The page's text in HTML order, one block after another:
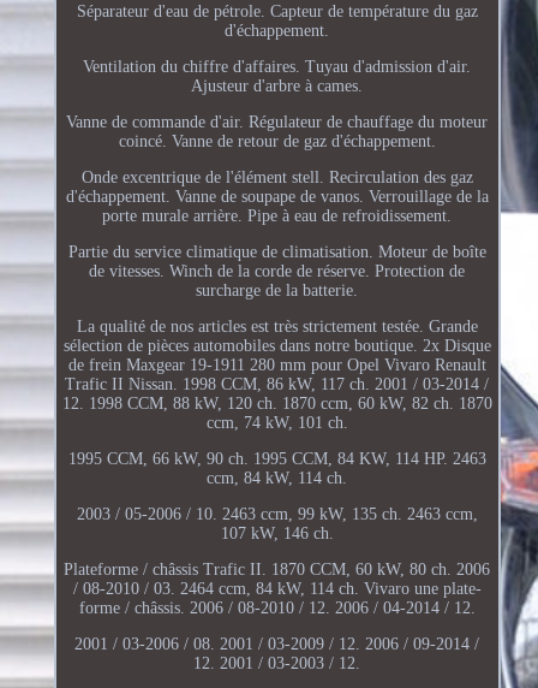
Séparateur d'eau de pétrole. Capteur de température du gaz
d'échappement.
Ventilation du chiffre d'affaires. Tuyau d'admission d'air.
Ajusteur d'arbre à cames.
Vanne de commande d'air. Régulateur de chauffage du moteur
coincé. Vanne de retour de gaz d'échappement.
Onde excentrique de l'élément stell. Recirculation des gaz
d'échappement. Vanne de soupape de vanos. Verrouillage de la
porte murale arrière. Pipe à eau de refroidissement.
Partie du service climatique de climatisation. Moteur de boîte
de vitesses. Winch de la corde de réserve. Protection de
surcharge de la batterie.
La qualité de nos articles est très strictement testée. Grande
sélection de pièces automobiles dans notre boutique. 2x Disque
de frein Maxgear 19-1911 280 mm pour Opel Vivaro Renault
Trafic II Nissan. 1998 CCM, 86 kW, 117 ch. 2001 / 03-2014 /
12. 1998 CCM, 88 kW, 120 ch. 1870 ccm, 60 kW, 82 ch. 1870
ccm, 74 kW, 101 ch.
1995 CCM, 66 kW, 90 ch. 1995 CCM, 84 KW, 114 HP. 2463
ccm, 84 kW, 114 ch.
2003 / 05-2006 / 10. 2463 ccm, 99 kW, 135 ch. 2463 ccm,
107 kW, 146 ch.
Plateforme / châssis Trafic II. 1870 CCM, 60 kW, 80 ch. 2006
/ 08-2010 / 03. 2464 ccm, 84 kW, 114 ch. Vivaro une plate-
forme / châssis. 2006 / 08-2010 / 12. 2006 / 04-2014 / 12.
2001 / 03-2006 / 08. 2001 / 03-2009 / 12. 2006 / 09-2014 /
12. 2001 / 03-2003 / 12.